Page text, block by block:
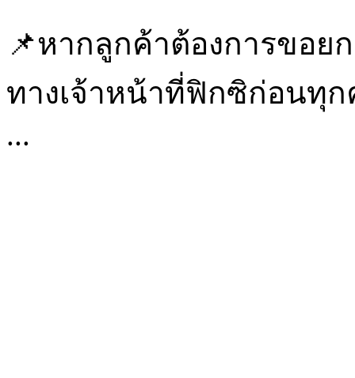
📌หากลูกค้าต้องการขอ
ทางเจ้าหน้าที่ฟิกซิก่อนทุก
...